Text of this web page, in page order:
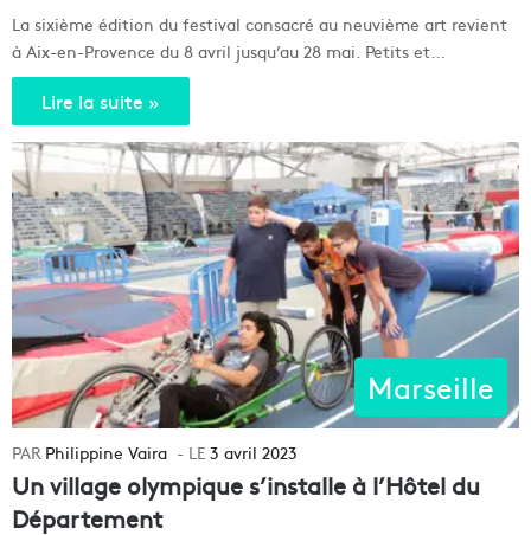
La sixième édition du festival consacré au neuvième art revient
à Aix-en-Provence du 8 avril jusqu’au 28 mai. Petits et…
Lire la suite »
Marseille
Philippine Vaira 3 avril 2023
Un village olympique s’installe à l’Hôtel du
Département